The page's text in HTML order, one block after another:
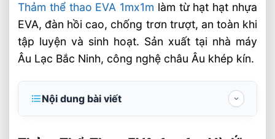
Thảm thể thao EVA 1mx1m làm từ hạt hạt nhựa
EVA, đàn hồi cao, chống trơn trượt, an toàn khi
tập luyện và sinh hoạt. Sản xuất tại nhà máy
Âu Lạc Bắc Ninh, công nghệ châu Âu khép kín.
Nội dung bài viết